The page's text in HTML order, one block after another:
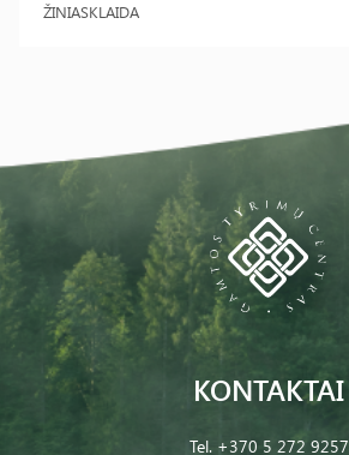
ŽINIASKLAIDA
KONTAKTAI
Tel. +370 5 272 9257